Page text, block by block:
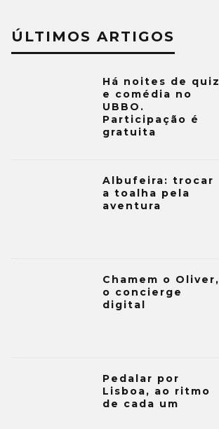
ÚLTIMOS ARTIGOS
Há noites de quiz
e comédia no
UBBO.
Participação é
gratuita
Albufeira: trocar
a toalha pela
aventura
Chamem o Oliver,
o concierge
digital
Pedalar por
Lisboa, ao ritmo
de cada um